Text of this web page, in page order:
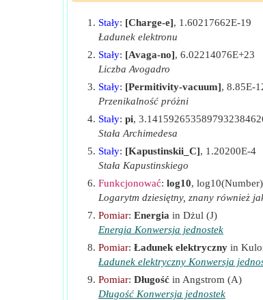
Potencjał jonowy
Promień jonów o podanym potencjale
Stała interakcja odpychająca
Stała interakcji odpychania przy danej
Stała interakcji odpychania przy danej
Stała interakcji odpychania przy użyciu
Urodzony wykładnik za pomocą
Wykładnik Borna przy użyciu równania
Wykładnik Borna przy użyciu równania
Zmiana objętości sieci
rionic Promień jonowy
U Energia sieci (Joule / Mole)
UKapustinskii Energia kraty dla
V m_LE Energia sieciowa objętości
z Szarża Anion (Kulomb)
z+ Szarża kationów
ΔH Entalpia kraty (Joule / Mole)
ρ Stała W zależności od ściśliwości
φ Potencjał jonowy (Wolt)
Stały: [Charge-e], 1.60217662E-19
Ładunek elektronu
Stały: [Avaga-no], 6.02214076E+23
Liczba Avogadro
Stały: [Permitivity-vacuum], 8.85E-
Przenikalność próżni
Stały: pi,
Stała Archimedesa
Stały: [Kapustinskii_C], 1.20200E-4
Stała Kapustinskiego
Funkcjonować: log10, log10(Number)
Logarytm dziesiętny, znany również
Pomiar: Energia in Dżul (J)
Energia Konwersja jednostek
Pomiar: Ładunek elektryczny in
Ładunek elektryczny Konwersja
Pomiar: Długość in Angstrom (A)
Długość Konwersja jednostek